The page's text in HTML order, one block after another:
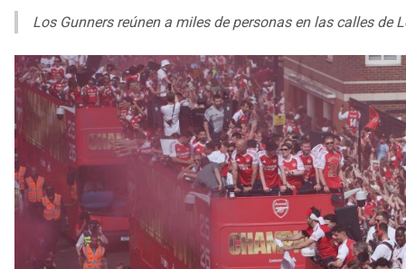
Los Gunners reúnen a miles de personas en las calles